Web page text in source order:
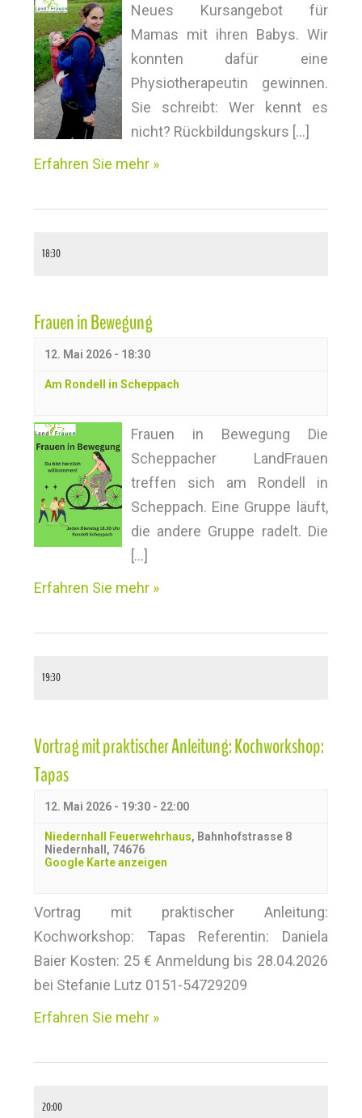
e
n
,
N
a
g
t
n
Neues Kursangebot für
Mamas mit ihren Babys. Wir
konnten dafür eine
Physiotherapeutin gewinnen.
Sie schreibt: Wer kennt es
nicht? Rückbildungskurs […]
Erfahren Sie mehr »
18:30
Frauen in Bewegung
12. Mai 2026 - 18:30
Am Rondell in Scheppach
Frauen in Bewegung Die
Scheppacher LandFrauen
treffen sich am Rondell in
Scheppach. Eine Gruppe läuft,
die andere Gruppe radelt. Die
[…]
Erfahren Sie mehr »
19:30
Vortrag mit praktischer Anleitung: Kochworkshop:
Tapas
12. Mai 2026 - 19:30 - 22:00
Niedernhall Feuerwehrhaus, Bahnhofstrasse 8
Niedernhall , 74676
Google Karte anzeigen
Vortrag mit praktischer Anleitung:
Kochworkshop: Tapas Referentin: Daniela
Baier Kosten: 25 € Anmeldung bis 28.04.2026
bei Stefanie Lutz 0151-54729209
Erfahren Sie mehr »
20:00